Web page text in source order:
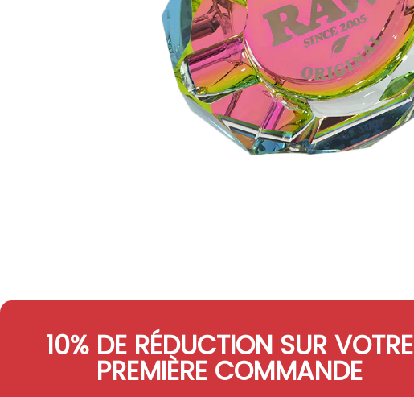
10% DE RÉDUCTION SUR VOTRE
PREMIÈRE COMMANDE